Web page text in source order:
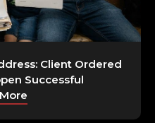
Client Ordered
Successful